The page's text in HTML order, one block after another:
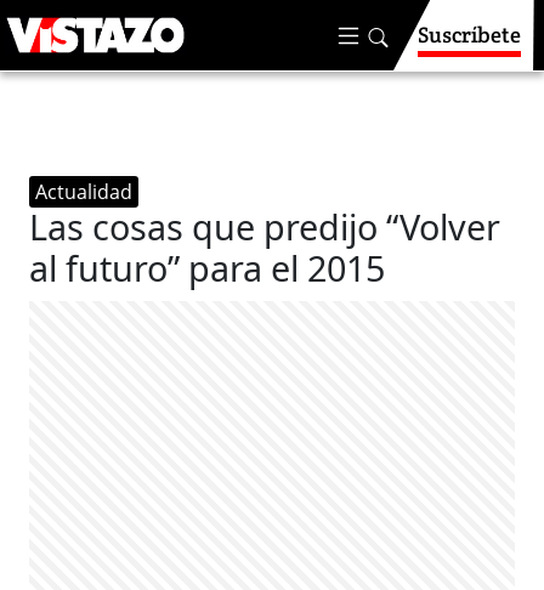
Suscríbete
Actualidad
Las cosas que predijo “Volver
al futuro” para el 2015